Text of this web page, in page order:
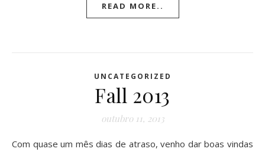
READ MORE..
UNCATEGORIZED
Fall 2013
outubro 11, 2013
Com quase um mês dias de atraso, venho dar boas vindas